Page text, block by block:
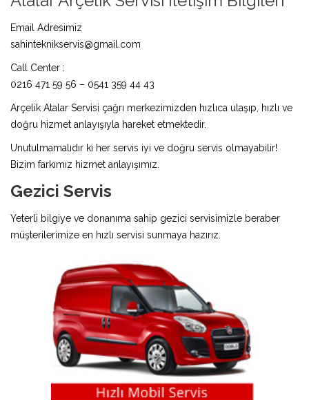
Email Adresimiz
sahinteknikservis@gmail.com
Call Center :
0216 471 59 56 – 0541 359 44 43
Arçelik Atalar Servisi çağrı merkezimizden hızlıca ulaşıp, hızlı ve
doğru hizmet anlayışıyla hareket etmektedir.
Unutulmamalıdır ki her servis iyi ve doğru servis olmayabilir!
Bizim farkımız hizmet anlayışımız.
Gezici Servis
Yeterli bilgiye ve donanıma sahip gezici servisimizle beraber
müşterilerimize en hızlı servisi sunmaya hazırız.